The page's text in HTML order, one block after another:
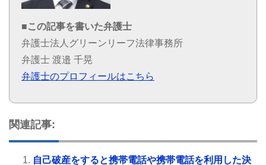
■この記事を書いた弁護士
弁護士法人グリーンリーフ法律事務所
弁護士 渡邉 千晃
弁護士のプロフィールはこちら
関連記事:
自己破産をすると携帯電話や携帯電話を利用した決